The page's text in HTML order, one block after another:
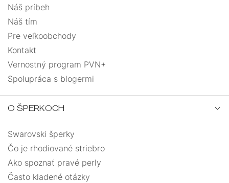
42
45
28 0
34 0
36 0
Náš príbeh
Náš tím
Pre veľkoobchody
Kontakt
Vernostný program PVN+
Spolupráca s blogermi
O ŠPERKOCH
Swarovski šperky
Čo je rhodiované striebro
Ako spoznať pravé perly
Často kladené otázky